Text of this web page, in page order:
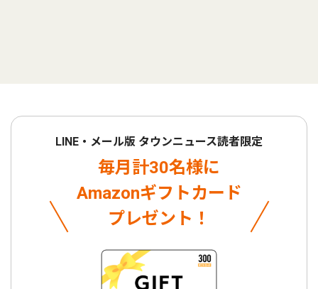
LINE・メール版 タウンニュース読者限定
毎月計30名様に
Amazonギフトカード
プレゼント！